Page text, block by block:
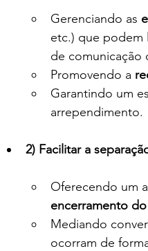
Gerenciando as
etc.) que podem
de comunicação
Promovendo a
Garantindo um
arrependimento.
2) Facilitar a
Oferecendo um
encerramento
Mediando
ocorram de